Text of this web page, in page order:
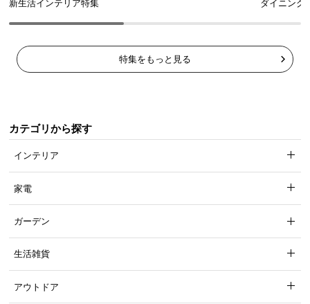
マジックテープで簡単セット
足元にある2カ所のマジックテープをくっつければ固
定完了。簡単セッティングで家事の時短に役立ちま
す。
新生活インテリア特集 ダイニング
特集をもっと見る
カテゴリから探す
インテリア
家電
ガーデン
生活雑貨
アウトドア